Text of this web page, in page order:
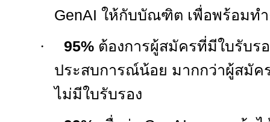
GenAI ให้กับบัณฑิต เพื่อพร้อมท
·
95% ต้องการผู้สมัครที่มีใบรับร
ประสบการณ์น้อย มากกว่าผู้สมั
ไม่มีใบรับรอง